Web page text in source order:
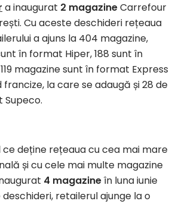
a inaugurat 2 magazineCarrefour
Cu aceste deschideri rețeaua
a ajuns la 404 magazine,
în format Hiper, 188 sunt în
magazine sunt în format Express
la care se adaugă și 28 de
ce deține rețeaua cu cea mai mare
și cu cele mai multe magazine
4 magazineîn luna iunie
deschideri, retailerul ajunge la o